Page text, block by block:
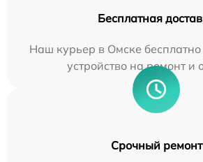
Бесплатная
Наш курьер в Омске
устройство на ремонт и
Срочный ремонт